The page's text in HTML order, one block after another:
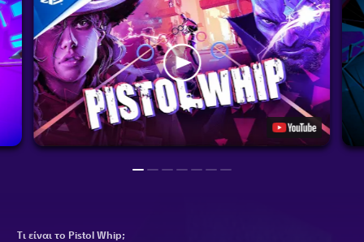
Τι είναι το Pistol Whip;